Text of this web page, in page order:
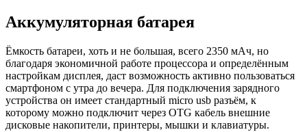
Аккумуляторная батарея
Ёмкость батареи, хоть и не большая, всего 2350 мАч, но
благодаря экономичной работе процессора и определённым
настройкам дисплея, даст возможность активно пользоваться
смартфоном с утра до вечера. Для подключения зарядного
устройства он имеет стандартный micro usb разъём, к
которому можно подключит через OTG кабель внешние
дисковые накопители, принтеры, мышки и клавиатуры.